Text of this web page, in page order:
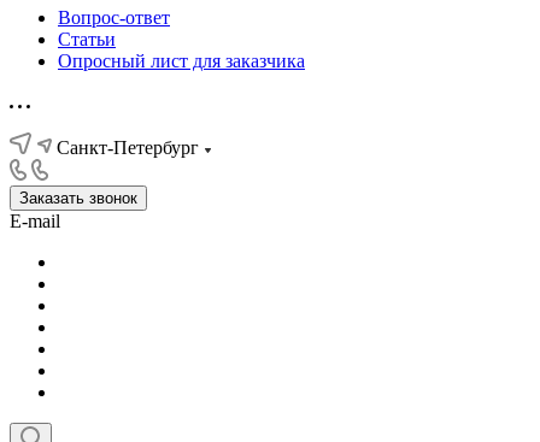
Вопрос-ответ
Статьи
Опросный лист для заказчика
Санкт-Петербург
Заказать звонок
E-mail